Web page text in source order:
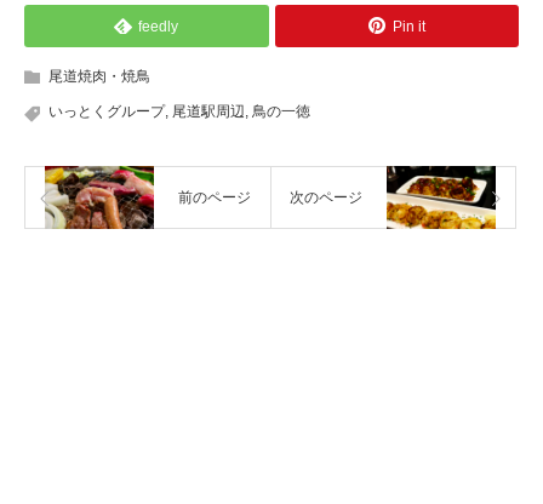
feedly Pin it
尾道焼肉・焼鳥
いっとくグループ, 尾道駅周辺 鳥の一徳
前のページ 次のページ